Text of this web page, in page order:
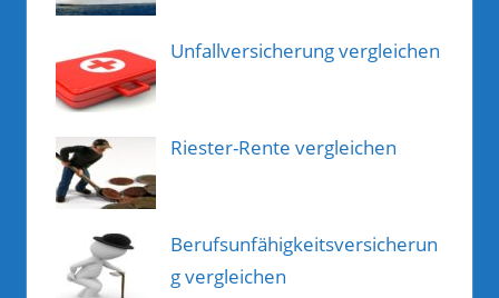
Unfallversicherung vergleichen
Riester-Rente vergleichen
Berufsunfähigkeitsversicherun
g vergleichen